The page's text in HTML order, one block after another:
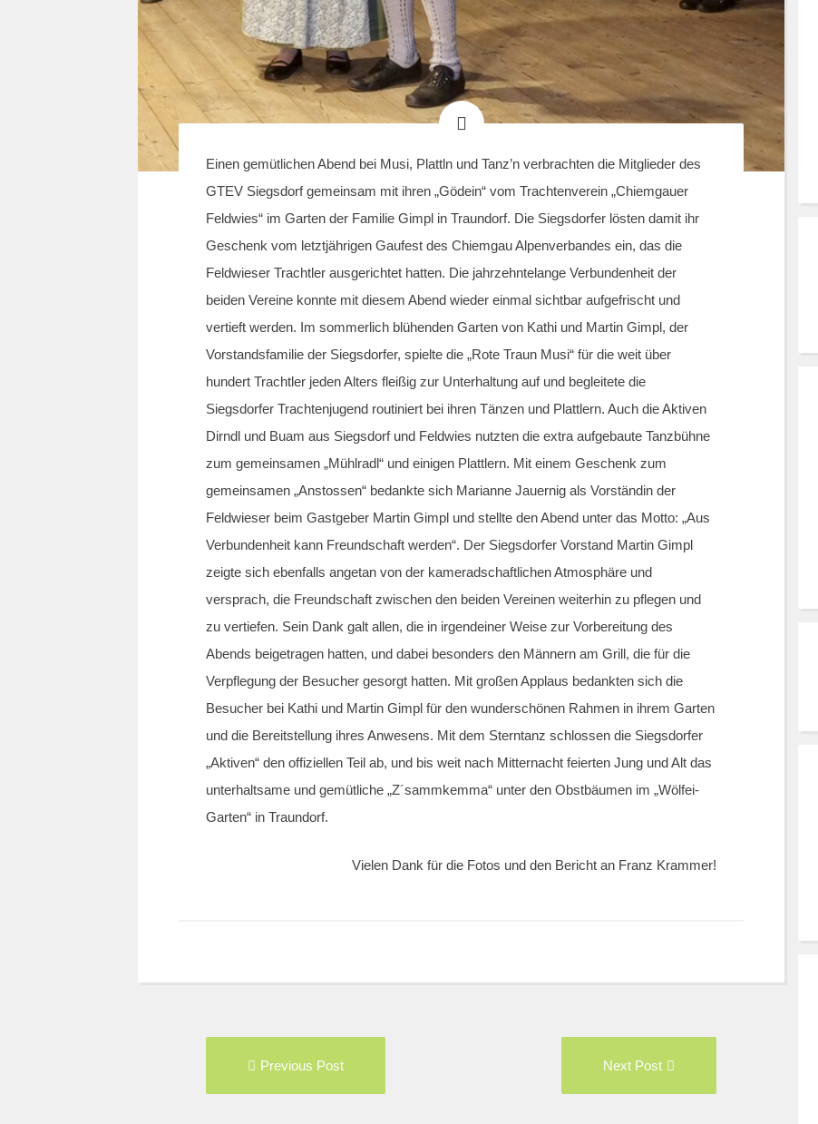
Einen gemütlichen Abend bei Musi, Plattln und Tanz’n verbrachten die Mitglieder des
GTEV Siegsdorf gemeinsam mit ihren „Gödein“ vom Trachtenverein „Chiemgauer
Feldwies“ im Garten der Familie Gimpl in Traundorf. Die Siegsdorfer lösten damit ihr
Geschenk vom letztjährigen Gaufest des Chiemgau Alpenverbandes ein, das die
Feldwieser Trachtler ausgerichtet hatten. Die jahrzehntelange Verbundenheit der
beiden Vereine konnte mit diesem Abend wieder einmal sichtbar aufgefrischt und
vertieft werden. Im sommerlich blühenden Garten von Kathi und Martin Gimpl, der
Vorstandsfamilie der Siegsdorfer, spielte die „Rote Traun Musi“ für die weit über
hundert Trachtler jeden Alters fleißig zur Unterhaltung auf und begleitete die
Siegsdorfer Trachtenjugend routiniert bei ihren Tänzen und Plattlern. Auch die Aktiven
Dirndl und Buam aus Siegsdorf und Feldwies nutzten die extra aufgebaute Tanzbühne
zum gemeinsamen „Mühlradl“ und einigen Plattlern. Mit einem Geschenk zum
gemeinsamen „Anstossen“ bedankte sich Marianne Jauernig als Vorständin der
Feldwieser beim Gastgeber Martin Gimpl und stellte den Abend unter das Motto: „Aus
Verbundenheit kann Freundschaft werden“. Der Siegsdorfer Vorstand Martin Gimpl
zeigte sich ebenfalls angetan von der kameradschaftlichen Atmosphäre und
versprach, die Freundschaft zwischen den beiden Vereinen weiterhin zu pflegen und
zu vertiefen. Sein Dank galt allen, die in irgendeiner Weise zur Vorbereitung des
Abends beigetragen hatten, und dabei besonders den Männern am Grill, die für die
Verpflegung der Besucher gesorgt hatten. Mit großen Applaus bedankten sich die
Besucher bei Kathi und Martin Gimpl für den wunderschönen Rahmen in ihrem Garten
und die Bereitstellung ihres Anwesens. Mit dem Sterntanz schlossen die Siegsdorfer
„Aktiven“ den offiziellen Teil ab, und bis weit nach Mitternacht feierten Jung und Alt das
unterhaltsame und gemütliche „Z´sammkemma“ unter den Obstbäumen im „Wölfei-
Garten“ in Traundorf.
Vielen Dank für die Fotos und den Bericht an Franz Krammer!
Previous Post Next Post